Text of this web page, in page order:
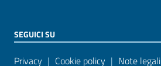
SEGUICI SU
Sezione Link Utili
Privacy | Cookie policy | Note legali